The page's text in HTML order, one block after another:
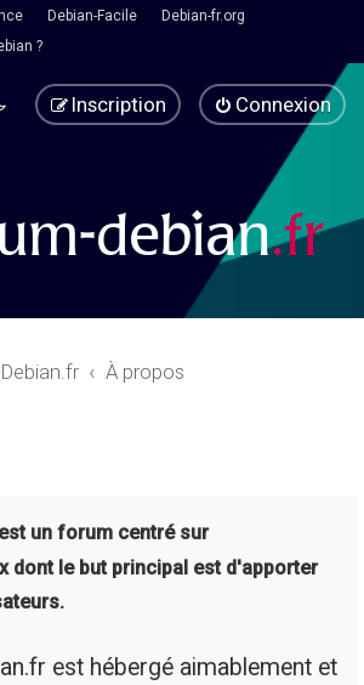
Debian-Facile
Debian-fr.org
?
Connexion
Inscription
À propos
est un forum centré sur
dont le but principal est d'apporter
est hébergé aimablement et